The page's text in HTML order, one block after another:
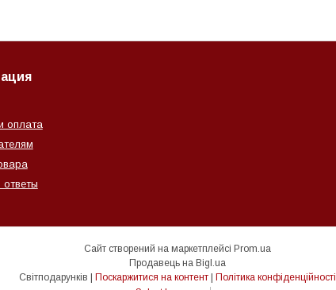
оплата
Сайт створений на маркетплейсі Prom.ua
Продавець на Bigl.ua
Поскаржитися на контент
Політика конфіденційності